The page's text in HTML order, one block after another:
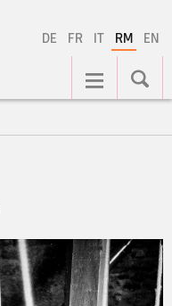
DE FR IT RM EN